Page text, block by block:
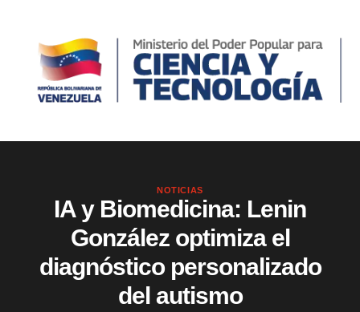
NOTICIAS
IA y Biomedicina: Lenin
González optimiza el
diagnóstico personalizado
del autismo